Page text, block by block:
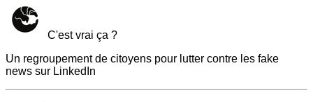
C'est vrai ça ?
Un regroupement de citoyens pour lutter contre les fake
news sur LinkedIn